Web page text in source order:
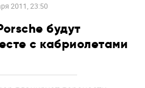
2011, 23:50
будут
с кабриолетами